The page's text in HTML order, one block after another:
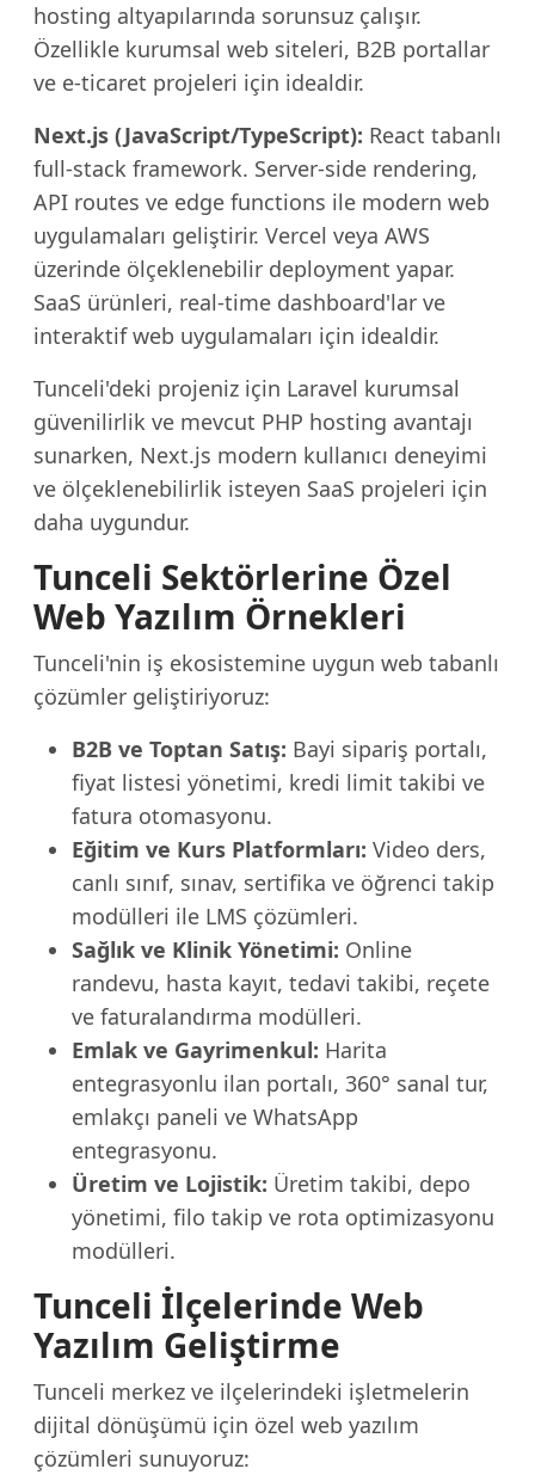
hosting altyapılarında sorunsuz çalışır.
Özellikle kurumsal web siteleri, B2B portallar
ve e-ticaret projeleri için idealdir.
Next.js (JavaScript/TypeScript): React tabanlı
full-stack framework. Server-side rendering,
API routes ve edge functions ile modern web
uygulamaları geliştirir. Vercel veya AWS
üzerinde ölçeklenebilir deployment yapar.
SaaS ürünleri, real-time dashboard'lar ve
interaktif web uygulamaları için idealdir.
Tunceli'deki projeniz için Laravel kurumsal
güvenilirlik ve mevcut PHP hosting avantajı
sunarken, Next.js modern kullanıcı deneyimi
ve ölçeklenebilirlik isteyen SaaS projeleri için
daha uygundur.
Tunceli Sektörlerine Özel
Web Yazılım Örnekleri
Tunceli'nin iş ekosistemine uygun web tabanlı
çözümler geliştiriyoruz:
B2B ve Toptan Satış: Bayi sipariş portalı,
fiyat listesi yönetimi, kredi limit takibi ve
fatura otomasyonu.
Eğitim ve Kurs Platformları: Video ders,
canlı sınıf, sınav, sertifika ve öğrenci takip
modülleri ile LMS çözümleri.
Sağlık ve Klinik Yönetimi: Online
randevu, hasta kayıt, tedavi takibi, reçete
ve faturalandırma modülleri.
Emlak ve Gayrimenkul: Harita
entegrasyonlu ilan portalı, 360° sanal tur,
emlakçı paneli ve WhatsApp
entegrasyonu.
Üretim ve Lojistik: Üretim takibi, depo
yönetimi, filo takip ve rota optimizasyonu
modülleri.
Tunceli İlçelerinde Web
Yazılım Geliştirme
Tunceli merkez ve ilçelerindeki işletmelerin
dijital dönüşümü için özel web yazılım
çözümleri sunuyoruz: